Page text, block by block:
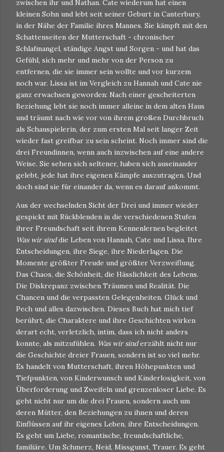
zwischen ihr und Nathan. Cate wiederum hat einen
kleinen Sohn und lebt seit seiner Geburt in Canterbury,
in der Nähe der Familie ihres Mannes. Sie kämpft mit den
Schattenseiten der Mutterschaft - chronischer
Schlafmangel, ständige Angst und Sorgen - und hat das
Gefühl, sich mehr und mehr von der Person zu
entfernen, die sie immer sein wollte und vor kurzem
noch war. Lissa ist im Vergleich zu Hannah und Cate nie
ganz erwachsen geworden: Nach einer gescheiterten
Beziehung lebt sie noch immer alleine in dem alten Haus
und träumt nach wie vor von ihrem großen Durchbruch
als Schauspielerin, der zum ersten Mal seit langer Zeit
wieder fast greifbar zu sein scheint. Noch immer sind die
drei Freundinnen, wenn auch inzwischen auf eine andere
Weise. Sie sehen sich seltener, haben sich auseinander
gelebt, jede hat ihre eigenen Kämpfe auszutragen. Und
doch sind sie für einander da, wenn es darauf ankommt.
Aus der wechselnden Sicht der Drei und immer wieder
gespickt mit Rückblenden in die verschiedenen Stufen
ihrer Freundschaft seit ihrem Kennenlernen begleitet
Was wir sinddie Leben von Hannah, Cate und Lissa. Ihre
Entscheidungen, ihre Siege, ihre Niederlagen. Die
Momente größter Freude und größter Verzweiflung.
Das Chaos, die Schönheit, die Hässlichkeit des Lebens.
Die Diskrepanz zwischen Träumen und Realität. Die
Chancen und die verpassten Gelegenheiten. Glück und
Pech und alles dazwischen. Dieses Buch hat mich tief
berührt, die Charaktere und ihre Geschichten wirken
derart echt, verletzlich, intim, dass ich nicht anders
konnte, als mitzufühlen. Was wir sinderzählt nicht nur
die Geschichte dreier Frauen, sondern ist so viel mehr.
Es handelt von Mutterschaft, ihren Höhepunkten und
Tiefpunkten, von Kinderwunsch und Kinderlosigkeit, von
Überforderung und Zweifeln und grenzenloser Liebe. Es
geht nicht nur um die drei Frauen, sondern auch um
deren Mütter, den Beziehungen zu ihnen und deren
Einflüssen auf ihr eigenes Leben, ihre Entscheidungen.
Es geht um Liebe, romantische, freundschaftliche,
familiäre. Um Schmerz, Neid, Missgunst, Trauer. Es geht